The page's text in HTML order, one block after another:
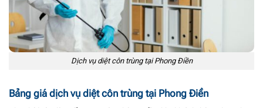
Dịch vụ diệt côn trùng tại Phong Điền
Bảng giá dịch vụ diệt côn trùng tại Phong Điền